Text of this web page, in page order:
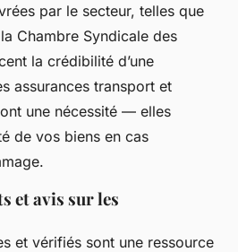
par le secteur, telles que
Chambre Syndicale des
la crédibilité d’une
assurances transport et
une nécessité — elles
de vos biens en cas
et avis sur les
et vérifiés sont une ressource